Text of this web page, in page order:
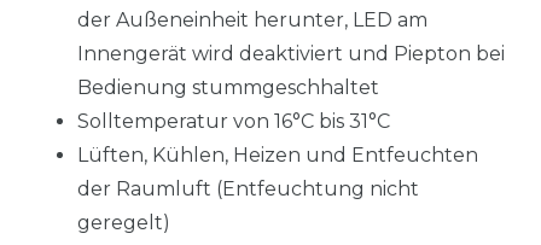
der Außeneinheit herunter, LED am
Innengerät wird deaktiviert und Piepton bei
Bedienung stummgeschhaltet
Solltemperatur von 16°C bis 31°C
Lüften, Kühlen, Heizen und Entfeuchten
der Raumluft (Entfeuchtung nicht
geregelt)